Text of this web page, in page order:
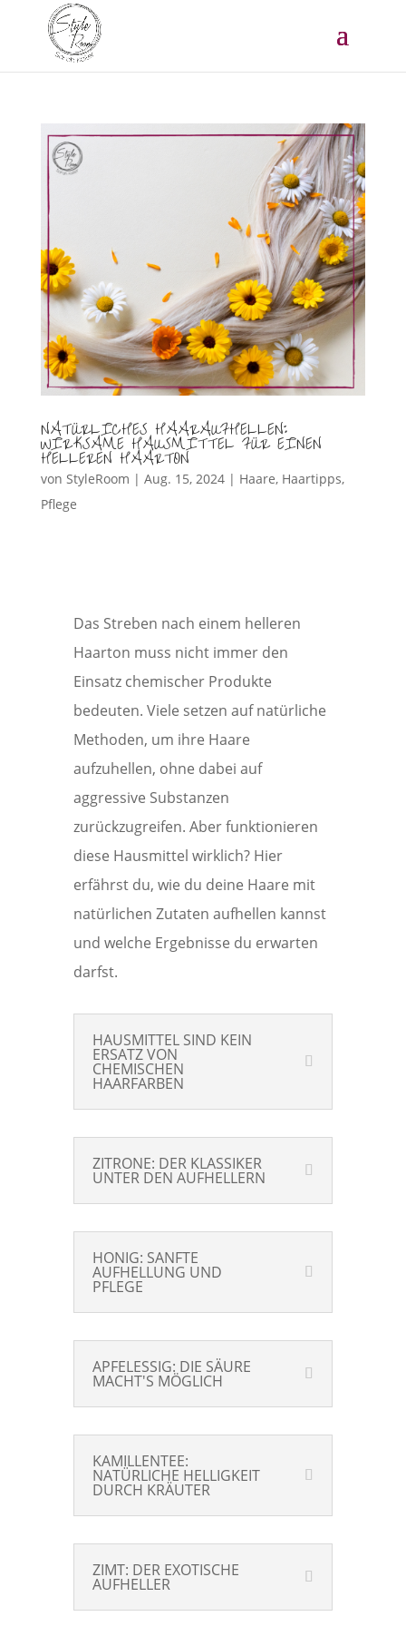
NATÜRLICHES HAARAUFHELLEN:
WIRKSAME HAUSMITTEL FÜR EINEN
HELLEREN HAARTON
von StyleRoom | Aug. 15, 2024| Haare, Haartipps,
Pflege
Das Streben nach einem helleren
Haarton muss nicht immer den
Einsatz chemischer Produkte
bedeuten. Viele setzen auf natürliche
Methoden, um ihre Haare
aufzuhellen, ohne dabei auf
aggressive Substanzen
zurückzugreifen. Aber funktionieren
diese Hausmittel wirklich? Hier
erfährst du, wie du deine Haare mit
natürlichen Zutaten aufhellen kannst
und welche Ergebnisse du erwarten
darfst.
HAUSMITTEL SIND KEIN
ERSATZ VON
CHEMISCHEN
HAARFARBEN
ZITRONE: DER KLASSIKER
UNTER DEN AUFHELLERN
HONIG: SANFTE
AUFHELLUNG UND
PFLEGE
APFELESSIG: DIE SÄURE
MACHT'S MÖGLICH
KAMILLENTEE:
NATÜRLICHE HELLIGKEIT
DURCH KRÄUTER
ZIMT: DER EXOTISCHE
AUFHELLER